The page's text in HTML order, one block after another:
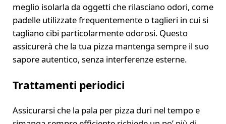
meglio isolarla da oggetti che rilasciano odori, come
padelle utilizzate frequentemente o taglieri in cui si
tagliano cibi particolarmente odorosi. Questo
assicurerà che la tua pizza mantenga sempre il suo
sapore autentico, senza interferenze esterne.
Trattamenti periodici
Assicurarsi che la pala per pizza duri nel tempo e